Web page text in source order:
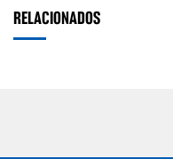
RELACIONADOS